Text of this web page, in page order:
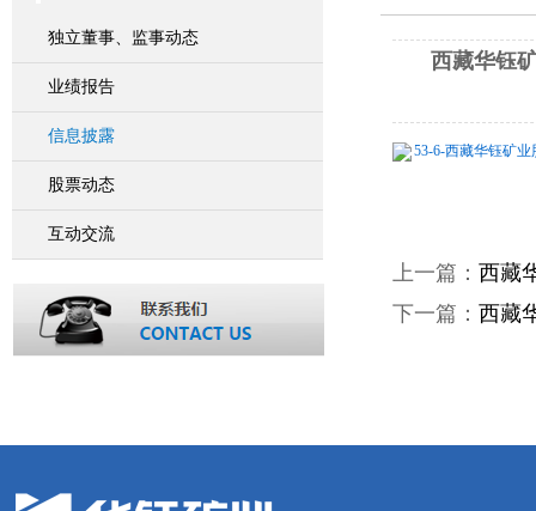
独立董事、监事动态
业绩报告
信息披露
股票动态
互动交流
西藏华钰
53-6-西藏华钰矿
上一篇： 西藏
下一篇： 西藏